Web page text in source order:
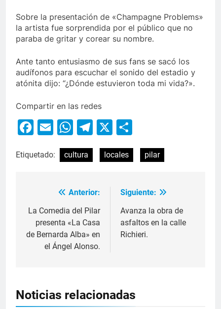
Sobre la presentación de «Champagne Problems»
la artista fue sorprendida por el público que no
paraba de gritar y corear su nombre.
Ante tanto entusiasmo de sus fans se sacó los
audífonos para escuchar el sonido del estadio y
atónita dijo: “¿Dónde estuvieron toda mi vida?».
Compartir en las redes
Facebook
EmailWhatsApp
Telegram
X
Etiquetado: cultura locales pilar
Anterior:
La Comedia del Pilar
presenta «La Casa
de Bernarda Alba» en
el Ángel Alonso.
Siguiente:
Avanza la obra de
asfaltos en la calle
Richieri.
Noticias relacionadas